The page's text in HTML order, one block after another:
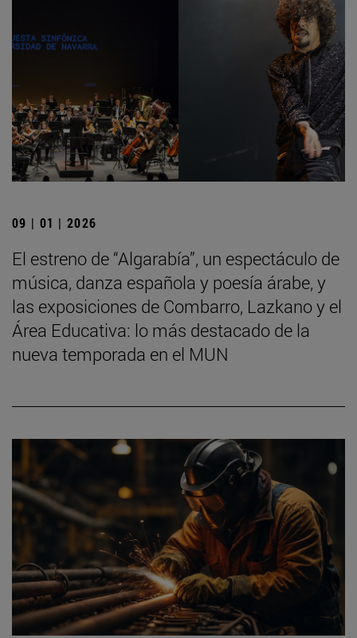
09 | 01 | 2026
El estreno de “Algarabía”, un espectáculo de
música, danza española y poesía árabe, y
las exposiciones de Combarro, Lazkano y el
Área Educativa: lo más destacado de la
nueva temporada en el MUN